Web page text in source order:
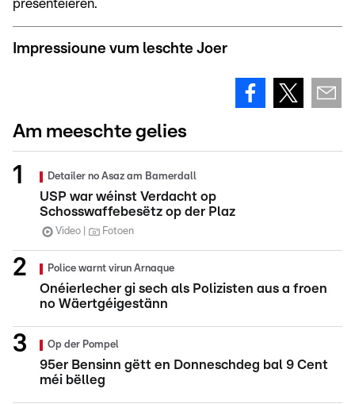
presentéieren.
Impressioune vum leschte Joer
Am meeschte gelies
Detailer no Asaz am Bamerdall
USP war wéinst Verdacht op
Schosswaffebesëtz op der Plaz
Video Fotoen
Police warnt virun Arnaque
Onéierlecher gi sech als Polizisten aus a froen
no Wäertgéigestänn
Op der Pompel
95er Bensinn gëtt en Donneschdeg bal 9 Cent
méi bëlleg